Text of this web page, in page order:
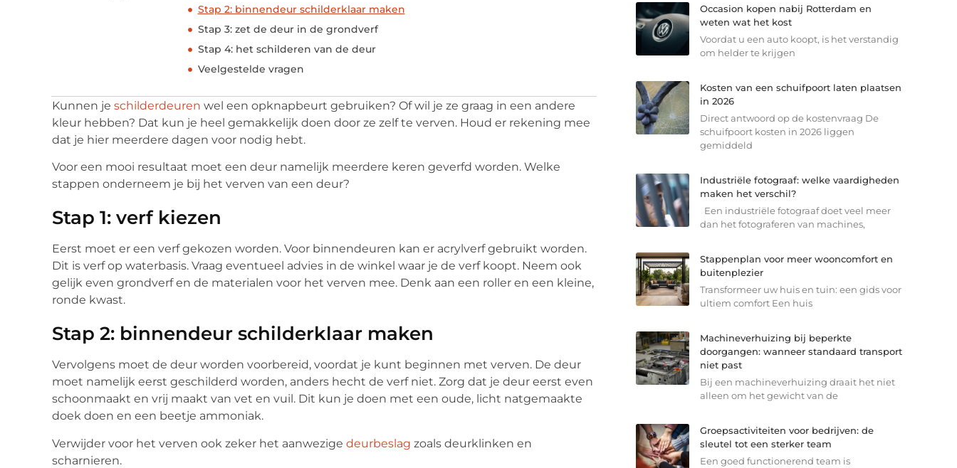
Stap 2: binnendeur schilderklaar maken
Stap 3: zet de deur in de grondverf
Stap 4: het schilderen van de deur
Veelgestelde vragen
Kunnen je schilderdeuren wel een opknapbeurt gebruiken? Of wil je ze graag in een andere
kleur hebben? Dat kun je heel gemakkelijk doen door ze zelf te verven. Houd er rekening mee
dat je hier meerdere dagen voor nodig hebt.
Voor een mooi resultaat moet een deur namelijk meerdere keren geverfd worden. Welke
stappen onderneem je bij het verven van een deur?
Stap 1: verf kiezen
Eerst moet er een verf gekozen worden. Voor binnendeuren kan er acrylverf gebruikt worden.
Dit is verf op waterbasis. Vraag eventueel advies in de winkel waar je de verf koopt. Neem ook
gelijk even grondverf en de materialen voor het verven mee. Denk aan een roller en een kleine,
ronde kwast.
Stap 2: binnendeur schilderklaar maken
Vervolgens moet de deur worden voorbereid, voordat je kunt beginnen met verven. De deur
moet namelijk eerst geschilderd worden, anders hecht de verf niet. Zorg dat je deur eerst even
schoonmaakt en vrij maakt van vet en vuil. Dit kun je doen met een oude, licht natgemaakte
doek doen en een beetje ammoniak.
Verwijder voor het verven ook zeker het aanwezige deurbeslag zoals deurklinken en
scharnieren.
Occasion kopen nabij Rotterdam en
weten wat het kost
Voordat u een auto koopt, is het verstandig
om helder te krijgen
Kosten van een schuifpoort laten plaatsen
in 2026
Direct antwoord op de kostenvraag De
schuifpoort kosten in 2026 liggen
gemiddeld
Industriële fotograaf: welke vaardigheden
maken het verschil?
Een industriële fotograaf doet veel meer
dan het fotograferen van machines,
Stappenplan voor meer wooncomfort en
buitenplezier
Transformeer uw huis en tuin: een gids voor
ultiem comfort Een huis
Machineverhuizing bij beperkte
doorgangen: wanneer standaard transport
niet past
Bij een machineverhuizing draait het niet
alleen om het gewicht van de
Groepsactiviteiten voor bedrijven: de
sleutel tot een sterker team
Een goed functionerend team is